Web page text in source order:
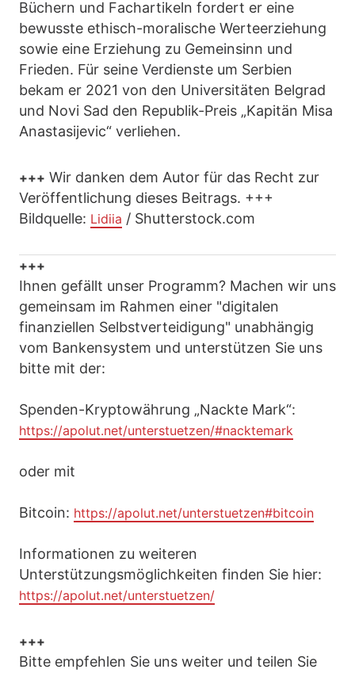
Büchern und Fachartikeln fordert er eine
bewusste ethisch-moralische Werteerziehung
sowie eine Erziehung zu Gemeinsinn und
Frieden. Für seine Verdienste um Serbien
bekam er 2021 von den Universitäten Belgrad
und Novi Sad den Republik-Preis „Kapitän Misa
Anastasijevic“ verliehen.
+++ Wir danken dem Autor für das Recht zur
Veröffentlichung dieses Beitrags. +++
Bildquelle: Lidiia / Shutterstock.com
+++
Ihnen gefällt unser Programm? Machen wir uns
gemeinsam im Rahmen einer "digitalen
finanziellen Selbstverteidigung" unabhängig
vom Bankensystem und unterstützen Sie uns
bitte mit der:
Spenden-Kryptowährung „Nackte Mark“:
https://apolut.net/unterstuetzen/#nacktemark
oder mit
Bitcoin: https://apolut.net/unterstuetzen#bitcoin
Informationen zu weiteren
Unterstützungsmöglichkeiten finden Sie hier:
https://apolut.net/unterstuetzen/
+++
Bitte empfehlen Sie uns weiter und teilen Sie